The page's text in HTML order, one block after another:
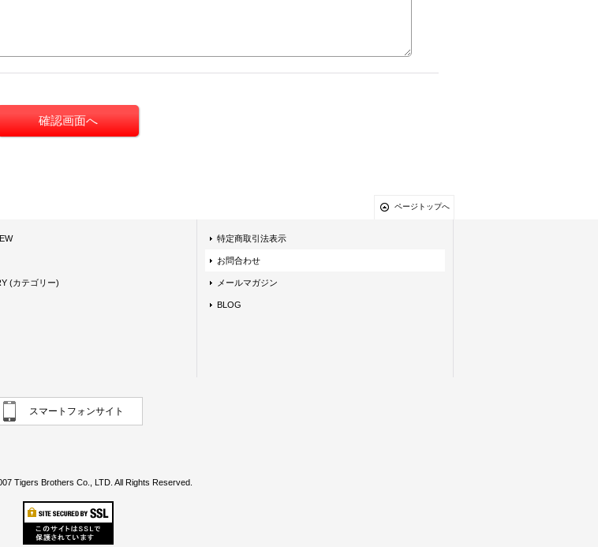
ページトップへ
(カテゴリー)
特定商取引法表示
お問合わせ
メールマガジン
BLOG
スマートフォンサイト
Tigers Brothers Co., LTD. All Rights Reserved.